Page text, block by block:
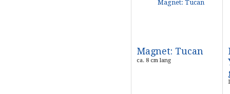
Magnet: Tucan
ca. 8 cm lang